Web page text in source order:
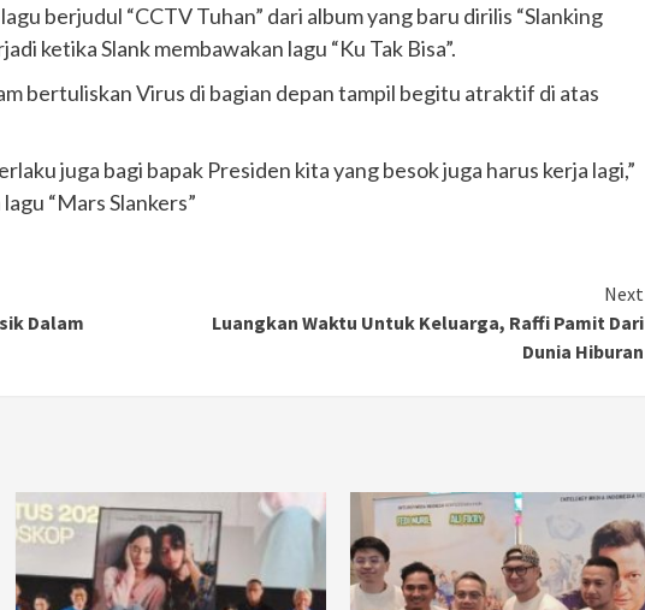
berjudul “CCTV Tuhan” dari album yang baru dirilis “Slanking
ketika Slank membawakan lagu “Ku Tak Bisa”.
bertuliskan Virus di bagian depan tampil begitu atraktif di atas
juga bagi bapak Presiden kita yang besok juga harus kerja lagi,”
“Mars Slankers”
Dalam
Next
Luangkan Waktu Untuk Keluarga, Raffi Pamit Dari
Dunia Hiburan